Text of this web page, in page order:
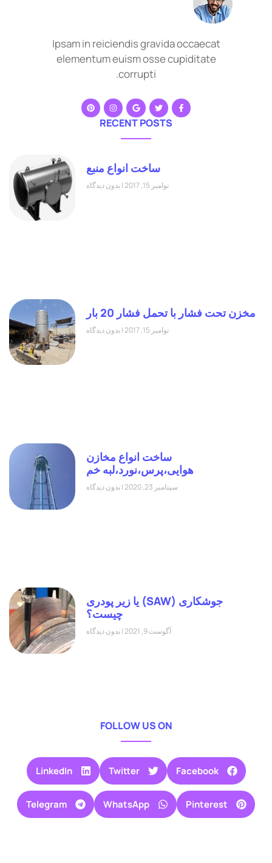
Ipsam in reiciendis gravida occaecat
elementum euism osse cupiditate
corrupti.
RECENT POSTS
ساخت انواع منبع
نوامبر 15, 2017 بدون دیدگاه
مخزن تحت فشار با تحمل فشار 20 بار
نوامبر 15, 2017 بدون دیدگاه
ساخت انواع مخازن
هوایی،پرس،نورد،لبه خم
سپتامبر 23, 2020 بدون دیدگاه
جوشکاری (SAW) یا زیر پودری
چیست؟
آگوست 9, 2021 بدون دیدگاه
FOLLOW US ON
Facebook
Twitter
LinkedIn
Pinterest
WhatsApp
Telegram